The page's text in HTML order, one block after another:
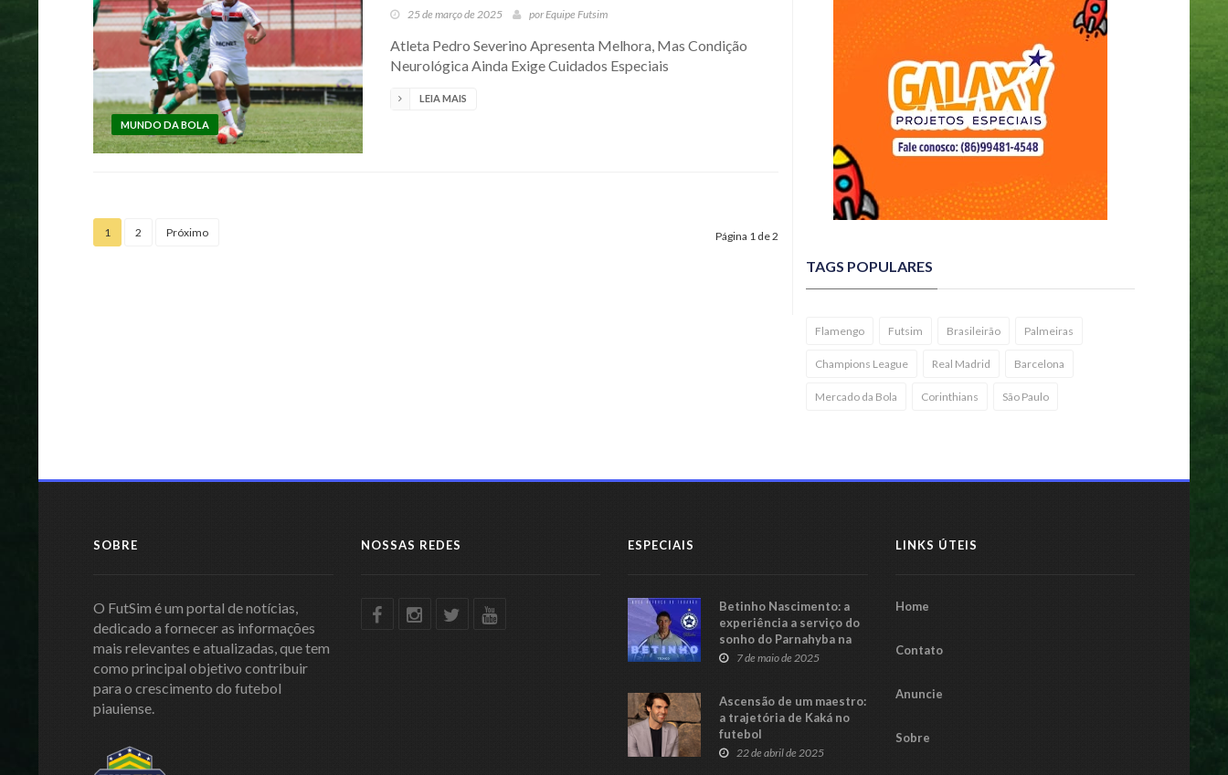
MUNDO DA BOLA
25 de março de 2025 porEquipe Futsim
Atleta Pedro Severino Apresenta Melhora, Mas Condição
Neurológica Ainda Exige Cuidados Especiais
LEIA MAIS
1 2 Próximo Página 1 de 2
TAGS POPULARES
Flamengo Futsim Brasileirão Palmeiras
Champions League Real Madrid Barcelona
Mercado da Bola Corinthians São Paulo
SOBRE
O FutSim é um portal de notícias,
dedicado a fornecer as informações
mais relevantes e atualizadas, que tem
como principal objetivo contribuir
para o crescimento do futebol
piauiense.
NOSSAS REDES ESPECIAIS
Betinho Nascimento: a
experiência a serviço do
sonho do Parnahyba na
Série C
7 de maio de 2025
Ascensão de um maestro:
a trajetória de Kaká no
futebol
22 de abril de 2025
LINKS ÚTEIS
Home
Contato
Anuncie
Sobre